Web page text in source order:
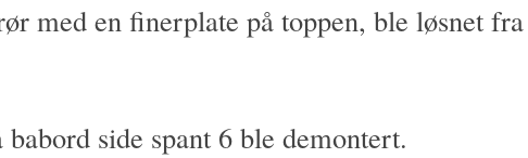
med en finerplate på toppen, ble løsnet fra
side spant 6 ble demontert.